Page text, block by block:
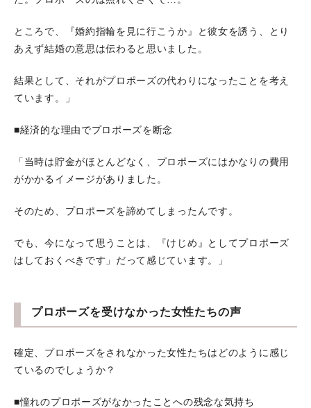
ところで、『婚約指輪を見に行こうか』と彼女を誘う、とり
あえず結婚の意思は伝わると思いました。
結果として、それがプロポーズの代わりになったことを考え
ています。」
■経済的な理由でプロポーズを断念
「当時は貯金がほとんどなく、プロポーズにはかなりの費用
がかかるイメージがありました。
そのため、プロポーズを諦めてしまったんです。
でも、今になって思うことは、『けじめ』としてプロポーズ
はしておくべきです」だって感じています。」
プロポーズを受けなかった女性たちの声
確定、プロポーズをされなかった女性たちはどのように感じ
ているのでしょうか？
■憧れのプロポーズがなかったことへの残念な気持ち